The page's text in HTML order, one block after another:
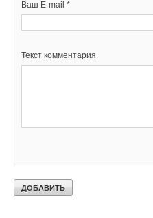
Ваш E-mail *
Текст комментария